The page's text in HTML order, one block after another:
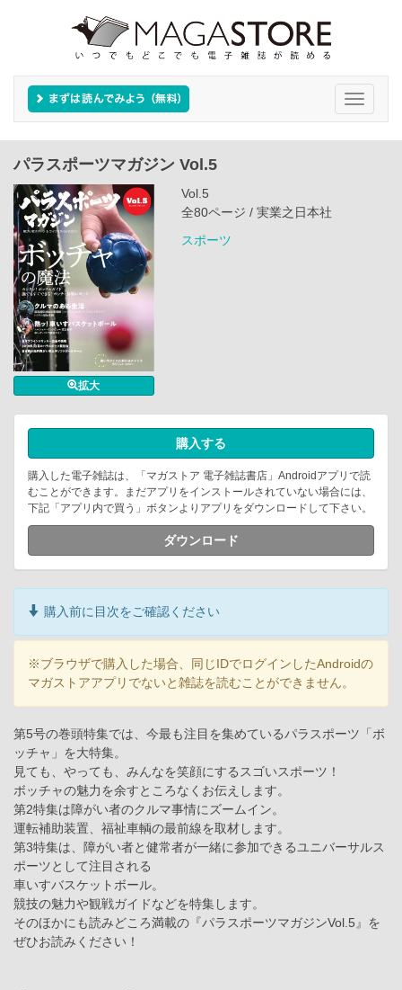
Toggle
パラスポーツマガジン Vol.5
拡大
Vol.5
全80ページ / 実業之日本社
スポーツ
購入する
購入した電子雑誌は、「マガストア 電子雑誌書店」Androidアプリで読
むことができます。まだアプリをインストールされていない場合には、
下記「アプリ内で買う」ボタンよりアプリをダウンロードして下さい。
ダウンロード
購入前に目次をご確認ください
※ブラウザで購入した場合、同じIDでログインしたAndroidの
マガストアアプリでないと雑誌を読むことができません。
第5号の巻頭特集では、今最も注目を集めているパラスポーツ「ボ
ッチャ」を大特集。
見ても、やっても、みんなを笑顔にするスゴいスポーツ！
ボッチャの魅力を余すところなくお伝えします。
第2特集は障がい者のクルマ事情にズームイン。
運転補助装置、福祉車輌の最前線を取材します。
第3特集は、障がい者と健常者が一緒に参加できるユニバーサルス
ポーツとして注目される
車いすバスケットボール。
競技の魅力や観戦ガイドなどを特集します。
そのほかにも読みどころ満載の『パラスポーツマガジンVol.5』を
ぜひお読みください！